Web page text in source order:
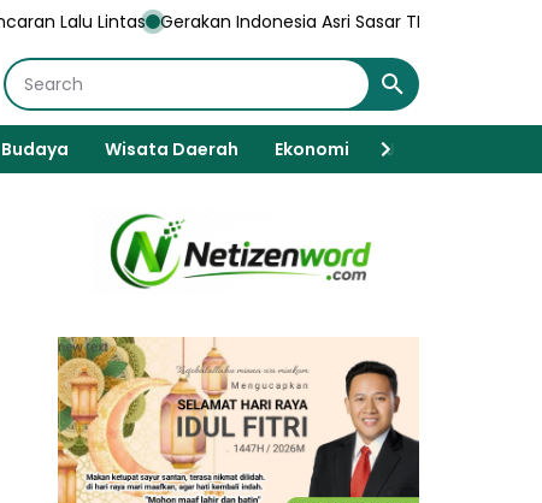
Gerakan Indonesia Asri Sasar TMP Yudhonegoro, Kodim
Budaya Wisata Daerah Ekonomi Javanese